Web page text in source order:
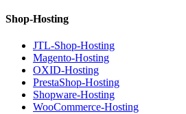
Shop-Hosting
JTL-Shop-Hosting
Magento-Hosting
OXID-Hosting
PrestaShop-Hosting
Shopware-Hosting
WooCommerce-Hosting